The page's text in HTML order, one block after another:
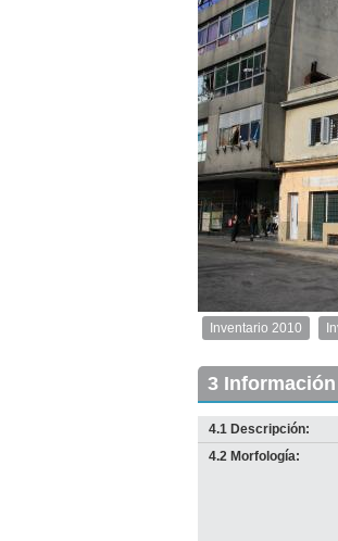
Inventario
Exterior
Descargar
imagen
original
Inventario 2010
3 Información
4.1 Descripción:
4.2 Morfología: